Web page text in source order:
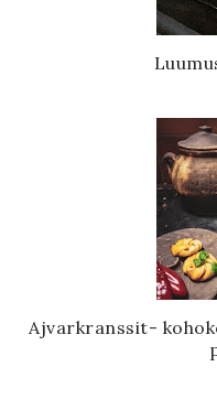
Ajvarkranssit-